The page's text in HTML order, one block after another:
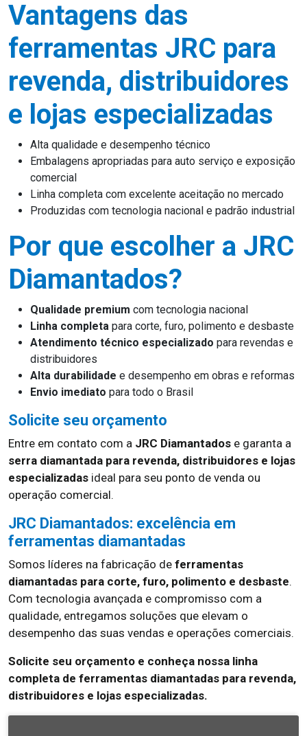
Vantagens das
ferramentas JRC para
revenda, distribuidores
e lojas especializadas
Alta qualidade e desempenho técnico
Embalagens apropriadas para auto serviço e exposição
comercial
Linha completa com excelente aceitação no mercado
Produzidas com tecnologia nacional e padrão industrial
Por que escolher a JRC
Diamantados?
Qualidade premium com tecnologia nacional
Linha completa para corte, furo, polimento e desbaste
Atendimento técnico especializado para revendas e
distribuidores
Alta durabilidade e desempenho em obras e reformas
Envio imediato para todo o Brasil
Solicite seu orçamento
Entre em contato com a JRC Diamantados e garanta a
serra diamantada para revenda, distribuidores e lojas
especializadas ideal para seu ponto de venda ou
operação comercial.
JRC Diamantados: excelência em
ferramentas diamantadas
Somos líderes na fabricação de ferramentas
diamantadas para corte, furo, polimento e desbaste.
Com tecnologia avançada e compromisso com a
qualidade, entregamos soluções que elevam o
desempenho das suas vendas e operações comerciais.
Solicite seu orçamento e conheça nossa linha
completa de ferramentas diamantadas para revenda,
distribuidores e lojas especializadas.